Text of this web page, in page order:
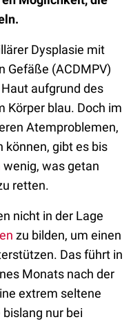
Dysplasie mit
Gefäße (ACDMPV)
aufgrund des
Körper blau. Doch im
Atemproblemen,
können, gibt es bis
wenig, was getan
retten.
nicht in der Lage
zu bilden, um einen
Das führt in
Monats nach der
extrem seltene
nur bei